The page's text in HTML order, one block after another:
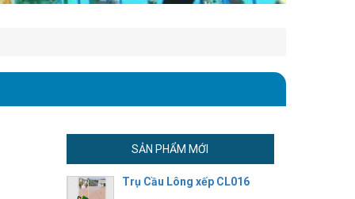
SẢN PHẨM MỚI
Trụ Cầu Lông xếp CL016